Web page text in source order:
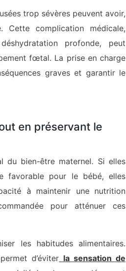
trop sévères peuvent avoir,
Cette complication médicale,
profonde, peut
fœtal. La prise en charge
graves et garantir le
en préservant le
du bien-être maternel. Si elles
favorable pour le bébé, elles
à maintenir une nutrition
pour atténuer ces
les habitudes alimentaires.
d’éviter la sensation de